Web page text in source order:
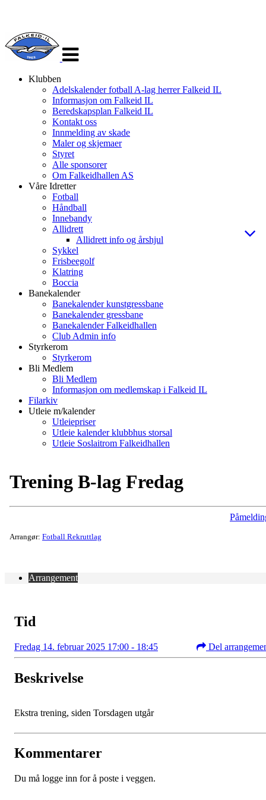
navigasjon
Klubben
Adelskalender fotball A-lag herrer Falkeid IL
Informasjon om Falkeid IL
Beredskapsplan Falkeid IL
Kontakt oss
Innmelding av skade
Maler og skjemaer
Styret
Alle sponsorer
Om Falkeidhallen AS
Våre Idretter
Fotball
Håndball
Innebandy
Allidrett
Allidrett info og årshjul
Sykkel
Frisbeegolf
Klatring
Boccia
Banekalender
Banekalender kunstgressbane
Banekalender gressbane
Banekalender Falkeidhallen
Club Admin info
Styrkerom
Styrkerom
Bli Medlem
Bli Medlem
Informasjon om medlemskap i Falkeid IL
Filarkiv
Utleie m/kalender
Utleiepriser
Utleie kalender klubbhus storsal
Utleie Soslaitrom Falkeidhallen
Trening B-lag Fredag
Arrangør: Fotball Rekruttlag
Arrangement
Tid
Fredag 14. februar 2025 17:00 - 18:45 Del
Beskrivelse
Ekstra trening, siden Torsdagen utgår
Kommentarer
Du må logge inn for å poste i veggen.